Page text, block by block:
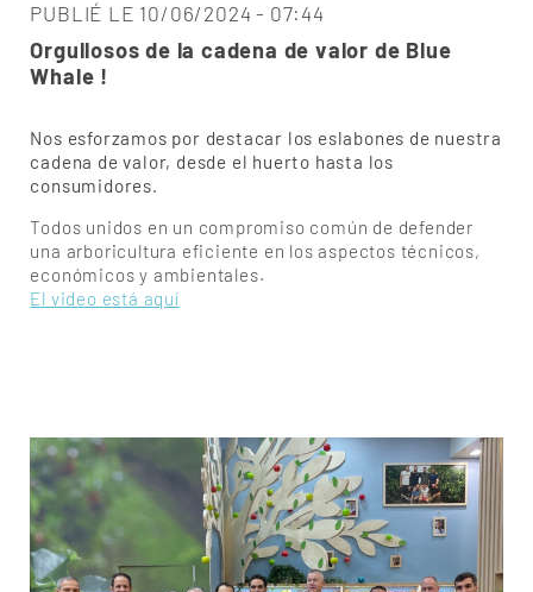
PUBLIÉ LE 10/06/2024 - 07:44
Orgullosos de la cadena de valor de Blue
Whale !
Nos esforzamos por destacar los eslabones de nuestra
cadena de valor, desde el huerto hasta los
consumidores.
Todos unidos en un compromiso común de defender
una arboricultura eficiente en los aspectos técnicos,
económicos y ambientales.
El video está aquí